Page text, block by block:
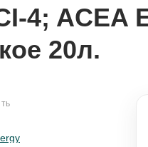
4; ACEA
20л.